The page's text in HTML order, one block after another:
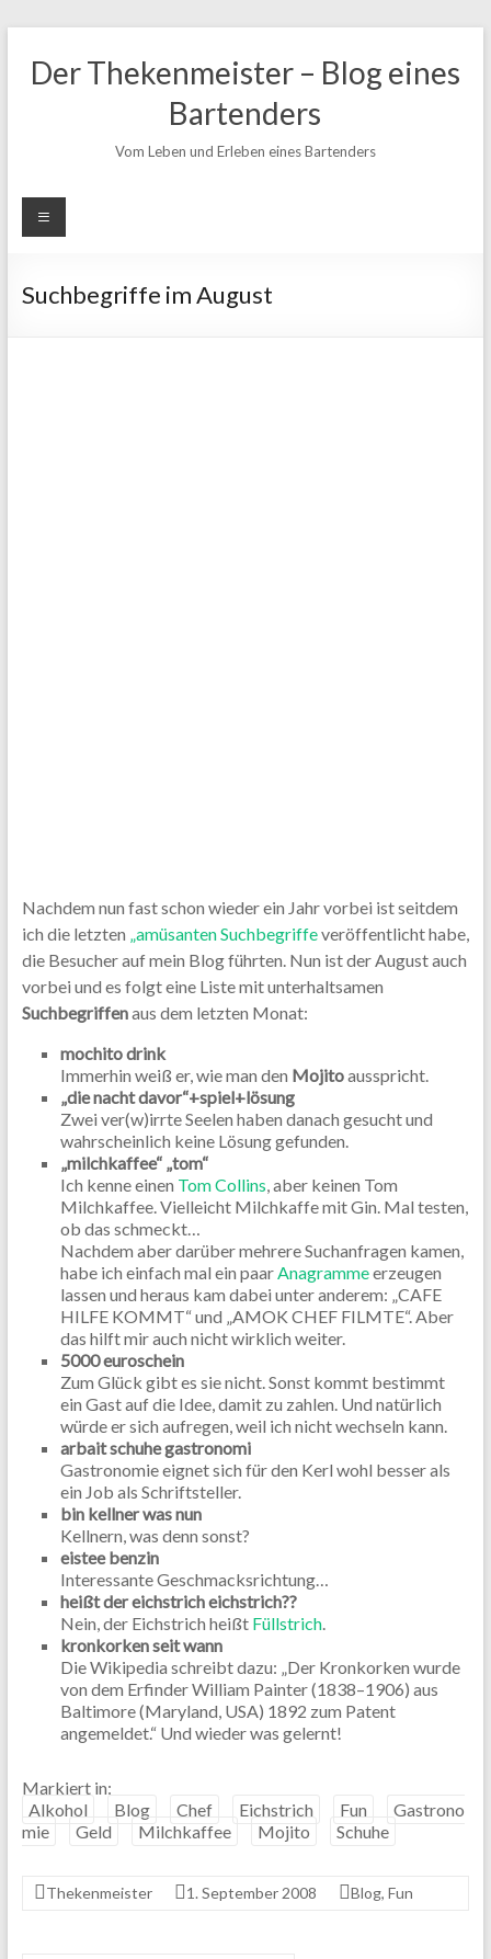
Inhalt
springen
Der Thekenmeister – Blog eines
Bartenders
Vom Leben und Erleben eines Bartenders
Suchbegriffe im August
Nachdem nun fast schon wieder ein Jahr vorbei ist seitdem
ich die letzten „amüsanten Suchbegriffeveröffentlicht habe,
die Besucher auf mein Blog führten. Nun ist der August auch
vorbei und es folgt eine Liste mit unterhaltsamen
Suchbegriffenaus dem letzten Monat:
mochito drink
Immerhin weiß er, wie man den Mojitoausspricht.
„die nacht davor“+spiel+lösung
Zwei ver(w)irrte Seelen haben danach gesucht und
wahrscheinlich keine Lösung gefunden.
„milchkaffee“ „tom“
Ich kenne einen Tom Collins, aber keinen Tom
Milchkaffee. Vielleicht Milchkaffe mit Gin. Mal testen,
ob das schmeckt…
Nachdem aber darüber mehrere Suchanfragen kamen,
habe ich einfach mal ein paarAnagrammeerzeugen
lassen und heraus kam dabei unter anderem: „CAFE
HILFE KOMMT“ und „AMOK CHEF FILMTE“. Aber
das hilft mir auch nicht wirklich weiter.
5000 euroschein
Zum Glück gibt es sie nicht. Sonst kommt bestimmt
ein Gast auf die Idee, damit zu zahlen. Und natürlich
würde er sich aufregen, weil ich nicht wechseln kann.
arbait schuhe gastronomi
Gastronomie eignet sich für den Kerl wohl besser als
ein Job als Schriftsteller.
bin kellner was nun
Kellnern, was denn sonst?
eistee benzin
Interessante Geschmacksrichtung…
heißt der eichstrich eichstrich??
Nein, der Eichstrich heißt Füllstrich.
kronkorken seit wann
Die Wikipedia schreibt dazu: „Der Kronkorken wurde
von dem Erfinder William Painter (1838–1906) aus
Baltimore (Maryland, USA) 1892 zum Patent
angemeldet.“ Und wieder was gelernt!
Markiert in:
Alkohol
Blog Chef Eichstrich Fun
Gastrono
mie
Geld Milchkaffee Mojito Schuhe
Thekenmeister 1. September 2008 Blog, Fun